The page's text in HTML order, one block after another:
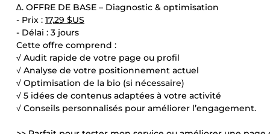
∆. OFFRE DE BASE – Diagnostic & optimisation
- Prix : 17,29 $US
- Délai : 3 jours
Cette offre comprend :
√ Audit rapide de votre page ou profil
√ Analyse de votre positionnement actuel
√ Optimisation de la bio (si nécessaire)
√ 5 idées de contenus adaptées à votre activité
√ Conseils personnalisés pour améliorer l’engagement.